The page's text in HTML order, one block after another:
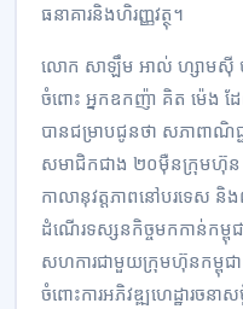
ធនាគារនិងហិរញ្ញវត្ថុ។
លោក សាឡឹម អាល់ ហ្សាមស៊ី
ចំពោះ អ្នកឧកញ៉ា គិត ម៉េង ដ
បានជម្រាបជូនថា សភាពាណិ
សមាជិកជាង ២០ម៉ឺនក្រុមហ៊ុន
កាលានុវត្តភាពនៅបរទេស និ
ដំណើរទស្សនកិច្ចមកកាន់កម្ពុជ
សហការជាមួយក្រុមហ៊ុនកម្ពុជ
ចំពោះការអភិវឌ្ឍហេដ្ឋារចនា